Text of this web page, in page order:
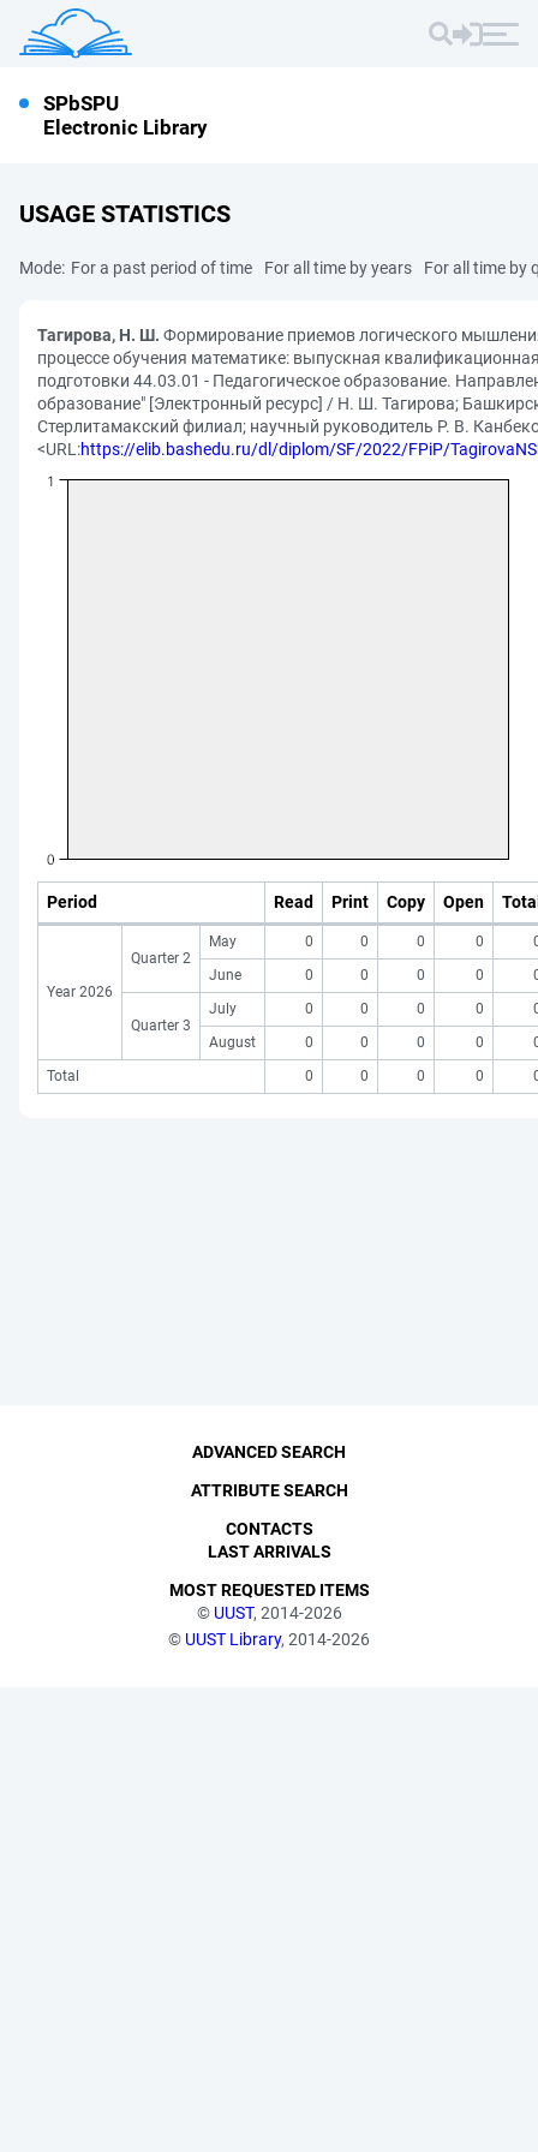
SPbSPU
Electronic Library
USAGE STATISTICS
Mode: For a past period of time For all time by years For all time by
Тагирова, Н. Ш. Формирование приемов логического
процессе обучения математике: выпускная
подготовки 44.03.01 - Педагогическое образование.
образование" [Электронный ресурс] / Н. Ш. Тагирова;
Стерлитамакский филиал; научный руководитель Р. В.
<URL:https://elib.bashedu.ru/dl/diplom/SF/2022/FPiP/
Period Read Print Copy Open
Year 2026
Quarter 2
May 0 0 0 0
June
0 0 0 0
Quarter 3
July 0 0 0 0
August
0 0 0 0
Total
0 0 0 0
© UUST, 2014-2026
© UUST Library, 2014-2026
ADVANCED SEARCH
ATTRIBUTE SEARCH
CONTACTS
LAST ARRIVALS
MOST REQUESTED ITEMS